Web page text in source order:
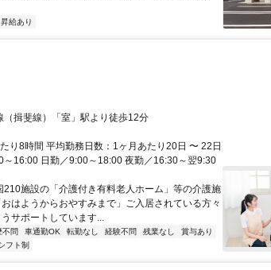
昇給あり
揖斐線）「室」駅より徒歩12分
り8時間 平均勤務日数：1ヶ月あたり20日 〜 22日
～16:00 日勤／9:00～18:00 夜勤／16:30～翌9:30
施設の「介護付き有料老人ホーム」等の介護施
はようからおやすみまで」ご入居されている方々
サポートしています...
不問 車通勤OK 転勤なし 経験不問 残業なし
賞与あり
フト制